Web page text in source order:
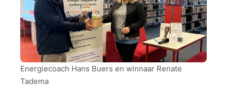
n
e
g
i
Energiecoach Hans Buers en winnaar Renate
Tadema